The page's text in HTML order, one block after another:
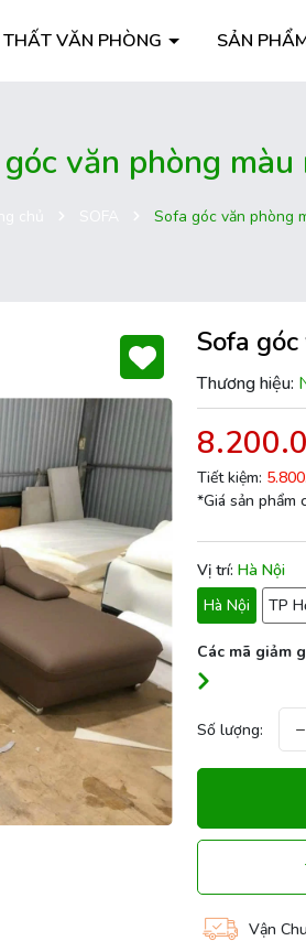
THẤT VĂN PHÒNG SẢN
văn phòng màu
Sofa góc văn phòng
Sofa
Thương hiệu:
Tiết kiệm:
*Giá sản phẩm
Vị trí: Hà Nội
Hà Nội
TP
Các mã giảm
Số lượng: −
Vận